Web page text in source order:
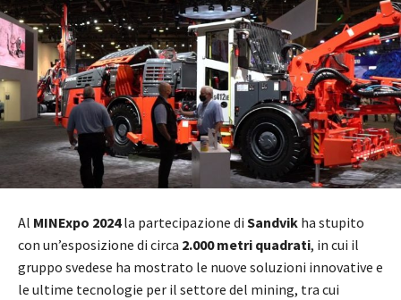
Al MINExpo 2024la partecipazione di Sandvik ha stupito
con un’esposizione di circa 2.000 metri quadrati, in cui il
gruppo svedese ha mostrato le nuove soluzioni innovative e
le ultime tecnologie per il settore del mining, tra cui